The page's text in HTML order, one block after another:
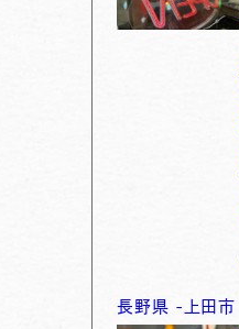
長野県 - 上田市